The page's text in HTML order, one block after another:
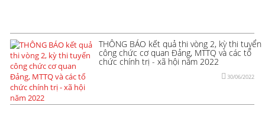
THÔNG BÁO kết quả thi vòng 2, kỳ thi tuyển
công chức cơ quan Đảng, MTTQ và các tổ
chức chính trị - xã hội năm 2022
30/06/2022